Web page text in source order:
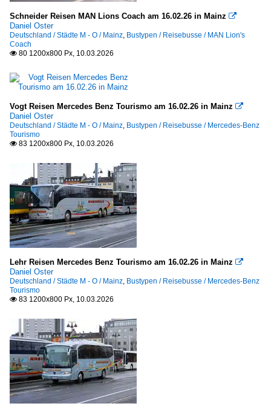
Schneider Reisen MAN Lions Coach am 16.02.26 in Mainz 
Daniel Oster
Deutschland / Städte M - O / Mainz, Bustypen / Reisebusse / MAN Lion's
Coach
 80 1200x800 Px, 10.03.2026
Vogt Reisen Mercedes Benz Tourismo am 16.02.26 in Mainz 
Daniel Oster
Deutschland / Städte M - O / Mainz, Bustypen / Reisebusse / Mercedes-Benz
Tourismo
 83 1200x800 Px, 10.03.2026
Lehr Reisen Mercedes Benz Tourismo am 16.02.26 in Mainz 
Daniel Oster
Deutschland / Städte M - O / Mainz, Bustypen / Reisebusse / Mercedes-Benz
Tourismo
 83 1200x800 Px, 10.03.2026